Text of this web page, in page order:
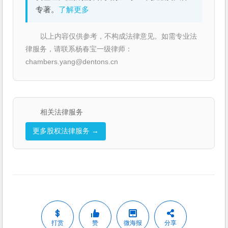
专著。 了解更多
以上内容仅供参考，不构成法律意见。如需专业法
律服务，请联系杨春宝一级律师：
chambers.yang@dentons.cn
相关法律服务
更多股权法律服务 →
打赏 赞 微海报 分享